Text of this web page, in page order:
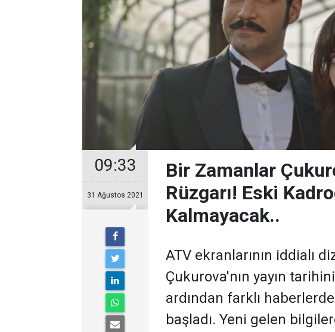
09:33
31 Ağustos 2021
Bir Zamanlar
Rüzgarı! Eski
Kalmayacak..
ATV ekranlarının iddialı
Çukurova'nın yayın
ardından farklı
başladı. Yeni gelen